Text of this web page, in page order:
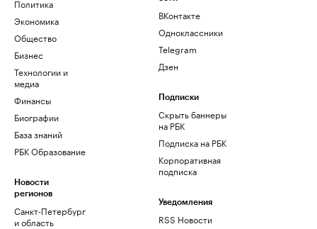
Политика
Экономика
Общество
Бизнес
Технологии и
медиа
Финансы
Биографии
База знаний
РБК Образование
Новости
регионов
Санкт-Петербург
и область
ВКонтакте
Одноклассники
Telegram
Дзен
Подписки
Скрыть баннеры
на РБК
Подписка на РБК
Корпоративная
подписка
Уведомления
RSS Новости